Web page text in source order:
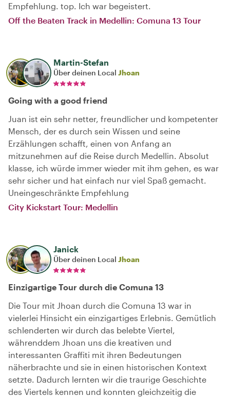
Empfehlung. top. Ich war begeistert.
Off the Beaten Track in Medellin: Comuna 13 Tour
Martin-Stefan
Über deinen Local Jhoan
Going with a good friend
Juan ist ein sehr netter, freundlicher und kompetenter
Mensch, der es durch sein Wissen und seine
Erzählungen schafft, einen von Anfang an
mitzunehmen auf die Reise durch Medellin. Absolut
klasse, ich würde immer wieder mit ihm gehen, es war
sehr sicher und hat einfach nur viel Spaß gemacht.
Uneingeschränkte Empfehlung
City Kickstart Tour: Medellin
Janick
Über deinen Local Jhoan
Einzigartige Tour durch die Comuna 13
Die Tour mit Jhoan durch die Comuna 13 war in
vielerlei Hinsicht ein einzigartiges Erlebnis. Gemütlich
schlenderten wir durch das belebte Viertel,
währenddem Jhoan uns die kreativen und
interessanten Graffiti mit ihren Bedeutungen
näherbrachte und sie in einen historischen Kontext
setzte. Dadurch lernten wir die traurige Geschichte
des Viertels kennen und konnten gleichzeitig die